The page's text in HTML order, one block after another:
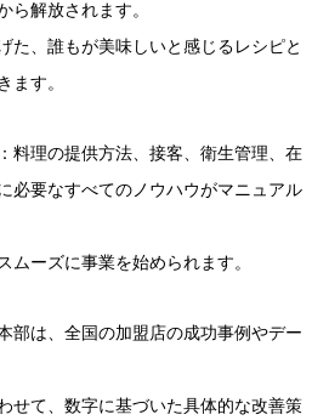
ら解放されます。
た、誰もが美味しいと感じるレシピと
ます。
料理の提供方法、接客、衛生管理、在
必要なすべてのノウハウがマニュアル
ムーズに事業を始められます。
部は、全国の加盟店の成功事例やデー
せて、数字に基づいた具体的な改善策